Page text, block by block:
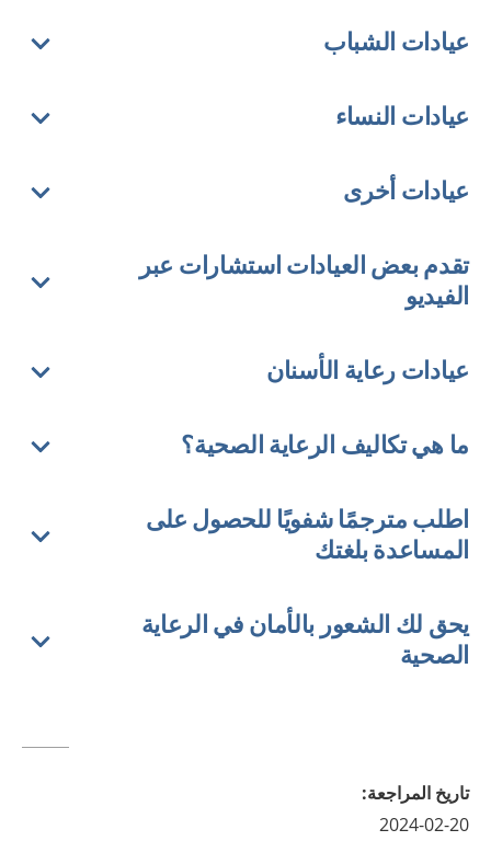
عيادات الشباب
عيادات النساء
عيادات أخرى
تقدم بعض العيادات استشارات عبر
الفيديو
عيادات رعاية الأسنان
ما هي تكاليف الرعاية الصحية؟
اطلب مترجمًا شفويًا للحصول على
المساعدة بلغتك
يحق لك الشعور بالأمان في الرعاية
الصحية
تاريخ المراجعة:
2024-02-20